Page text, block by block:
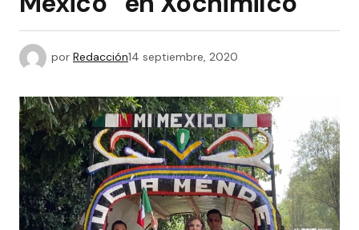
por Redacción14 septiembre, 2020